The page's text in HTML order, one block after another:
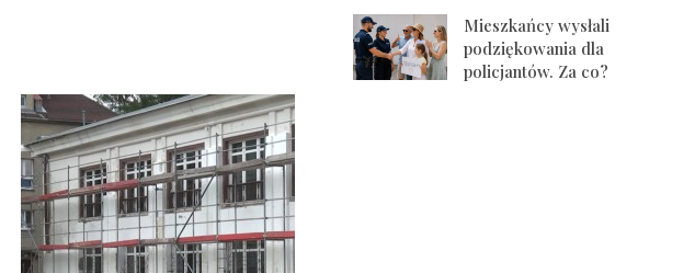
Mieszkańcy wysłali
podziękowania dla
policjantów. Za co?